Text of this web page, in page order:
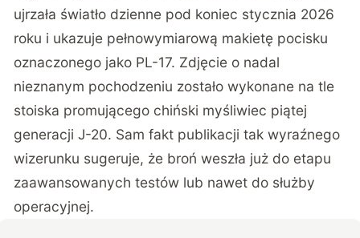
ujrzała światło dzienne pod koniec stycznia 2026
roku i ukazuje pełnowymiarową makietę pocisku
oznaczonego jako PL-17. Zdjęcie o nadal
nieznanym pochodzeniu zostało wykonane na tle
stoiska promującego chiński myśliwiec piątej
generacji J-20. Sam fakt publikacji tak wyraźnego
wizerunku sugeruje, że broń weszła już do etapu
zaawansowanych testów lub nawet do służby
operacyjnej.